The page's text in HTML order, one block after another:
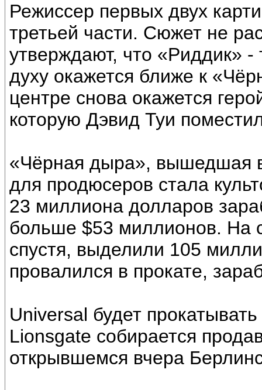
Режиссер первых двух
третьей части. Сюжет не
утверждают, что «Риддик»
духу окажется ближе к
центре снова окажется
которую Дэвид Туи
«Чёрная дыра», вышедшая
для продюсеров стала
23 миллиона долларов
больше $53 миллионов. На
спустя, выделили 105
провалился в прокате,
Universal будет
Lionsgate собирается
открывшемся вчера